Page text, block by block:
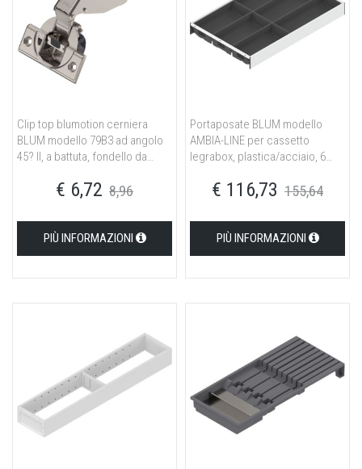
Clip top blumotion cerniera
BLUM modello 79B3 ad angolo
45? II, a battuta, fondello da
€ 6,72 8,96
PIÙ INFORMAZIONI
Portaposate BLUM modello
AMBIA-LINE per cassetto
legrabox, plastica/acciaio, 6
mm, larghezza 300 mm bianco
€ 116,73 155,64
PIÙ INFORMAZIONI